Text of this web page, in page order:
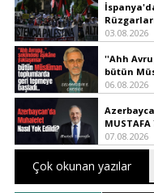
03.08.2026
''Ahh
bütün
06.08.2026
MUSTAFA
07.08.2026
Çok okunan yazılar